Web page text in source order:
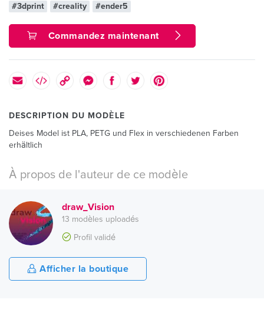
#3dprint #creality #ender5
Commandez maintenant
DESCRIPTION DU MODÈLE
Deises Model ist PLA, PETG und Flex in verschiedenen Farben
erhältlich
À propos de l'auteur de ce modèle
draw_Vision
13 modèles uploadés
Profil validé
Afficher la boutique